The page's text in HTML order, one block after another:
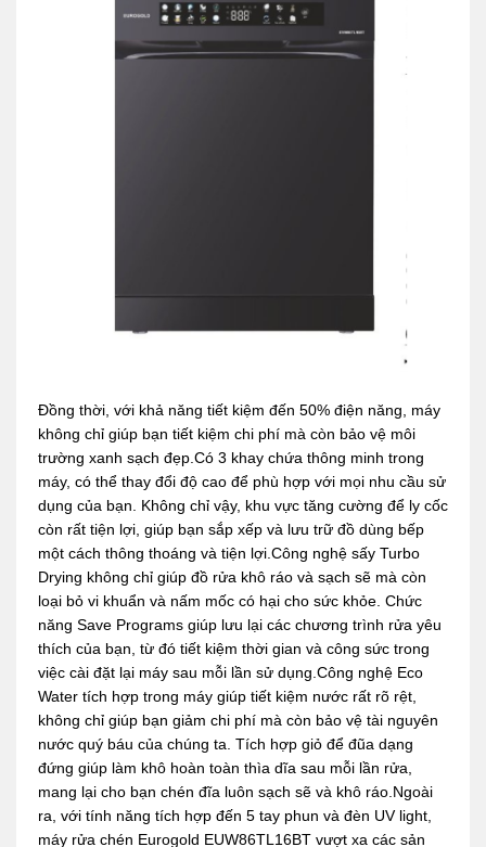
Đồng thời, với khả năng tiết kiệm đến 50% điện năng, máy
không chỉ giúp bạn tiết kiệm chi phí mà còn bảo vệ môi
trường xanh sạch đẹp.Có 3 khay chứa thông minh trong
máy, có thể thay đổi độ cao để phù hợp với mọi nhu cầu sử
dụng của bạn. Không chỉ vậy, khu vực tăng cường để ly cốc
còn rất tiện lợi, giúp bạn sắp xếp và lưu trữ đồ dùng bếp
một cách thông thoáng và tiện lợi.Công nghệ sấy Turbo
Drying không chỉ giúp đồ rửa khô ráo và sạch sẽ mà còn
loại bỏ vi khuẩn và nấm mốc có hại cho sức khỏe. Chức
năng Save Programs giúp lưu lại các chương trình rửa yêu
thích của bạn, từ đó tiết kiệm thời gian và công sức trong
việc cài đặt lại máy sau mỗi lần sử dụng.Công nghệ Eco
Water tích hợp trong máy giúp tiết kiệm nước rất rõ rệt,
không chỉ giúp bạn giảm chi phí mà còn bảo vệ tài nguyên
nước quý báu của chúng ta. Tích hợp giỏ để đũa dạng
đứng giúp làm khô hoàn toàn thìa dĩa sau mỗi lần rửa,
mang lại cho bạn chén đĩa luôn sạch sẽ và khô ráo.Ngoài
ra, với tính năng tích hợp đến 5 tay phun và đèn UV light,
máy rửa chén Eurogold EUW86TL16BT vượt xa các sản